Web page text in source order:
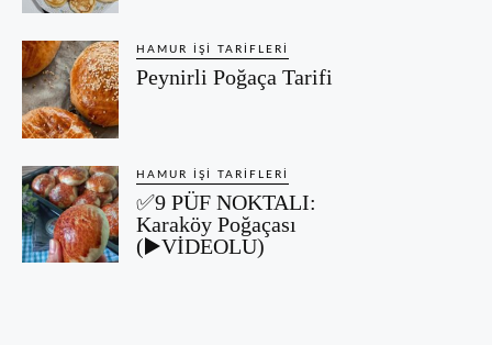
HAMUR İŞI TARIFLERI
Peynirli Poğaça Tarifi
HAMUR İŞI TARIFLERI
✅9 PÜF NOKTALI:
Karaköy Poğaçası
(▶️VİDEOLU)